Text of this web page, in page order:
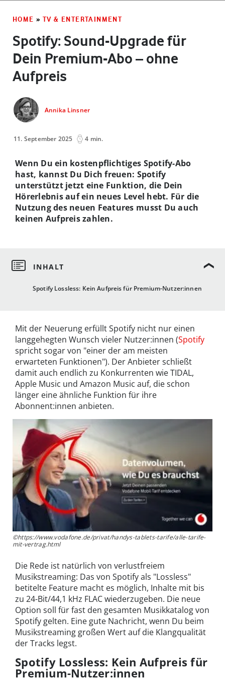
HOME » TV & ENTERTAINMENT
Spotify: Sound-Upgrade für
Dein Premium-Abo – ohne
Aufpreis
Annika Linsner
11. September 2025 4 min.
Spotify Lossless: Kein Aufpreis für Premium-Nutzer:innen
Wenn Du ein kostenpflichtiges Spotify-Abo
hast, kannst Du Dich freuen: Spotify
unterstützt jetzt eine Funktion, die Dein
Hörerlebnis auf ein neues Level hebt. Für die
Nutzung des neuen Features musst Du auch
keinen Aufpreis zahlen.
Mit der Neuerung erfüllt Spotify nicht nur einen
langgehegten Wunsch vieler Nutzer:innen (Spotify
spricht sogar von "einer der am meisten
erwarteten Funktionen"). Der Anbieter schließt
damit auch endlich zu Konkurrenten wie TIDAL,
Apple Music und Amazon Music auf, die schon
länger eine ähnliche Funktion für ihre
Abonnent:innen anbieten.
©https://www.vodafone.de/privat/handys-tablets-tarife/alle-tarife-
mit-vertrag.html
Die Rede ist natürlich von verlustfreiem
Musikstreaming: Das von Spotify als "Lossless"
betitelte Feature macht es möglich, Inhalte mit bis
zu 24-Bit/44,1 kHz FLAC wiederzugeben. Die neue
Option soll für fast den gesamten Musikkatalog von
Spotify gelten. Eine gute Nachricht, wenn Du beim
Musikstreaming großen Wert auf die Klangqualität
der Tracks legst.
Spotify Lossless: Kein Aufpreis für
Premium-Nutzer:innen